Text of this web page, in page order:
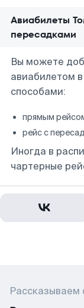
Авиабилеты
пересадками
Вы можете
авиабилетом
способами:
прямым
рейс с
Иногда в
чартерные
Рассказываем